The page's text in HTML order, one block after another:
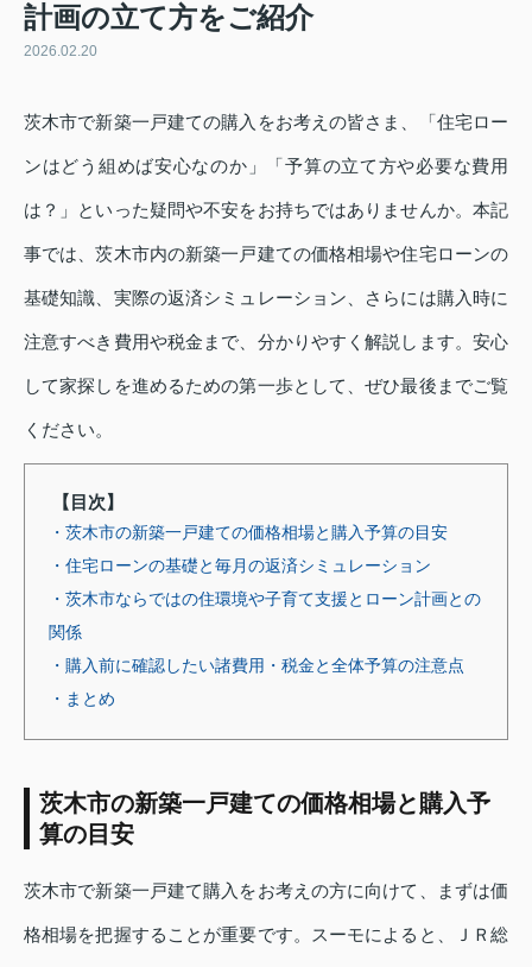
計画の立て方をご紹介
2026.02.20
茨木市で新築一戸建ての購入をお考えの皆さま、「住宅ロー
ンはどう組めば安心なのか」「予算の立て方や必要な費用
は？」といった疑問や不安をお持ちではありませんか。本記
事では、茨木市内の新築一戸建ての価格相場や住宅ローンの
基礎知識、実際の返済シミュレーション、さらには購入時に
注意すべき費用や税金まで、分かりやすく解説します。安心
して家探しを進めるための第一歩として、ぜひ最後までご覧
ください。
【目次】
・茨木市の新築一戸建ての価格相場と購入予算の目安
・住宅ローンの基礎と毎月の返済シミュレーション
・茨木市ならではの住環境や子育て支援とローン計画との
関係
・購入前に確認したい諸費用・税金と全体予算の注意点
・まとめ
茨木市の新築一戸建ての価格相場と購入予
算の目安
茨木市で新築一戸建て購入をお考えの方に向けて、まずは価
格相場を把握することが重要です。スーモによると、ＪＲ総